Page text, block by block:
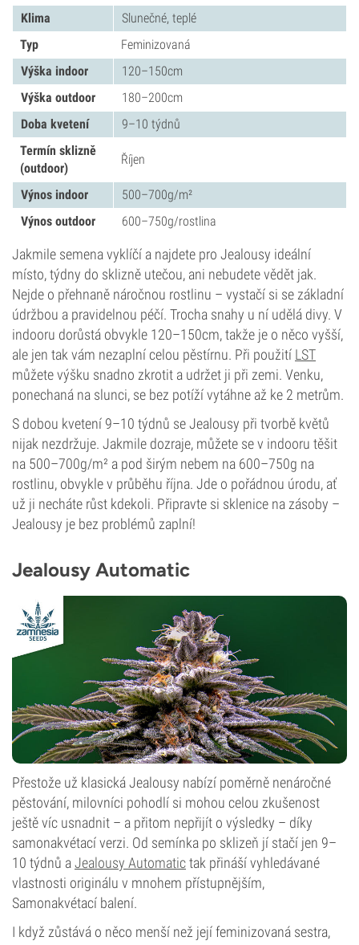
Klima
Slunečné, teplé
Typ
Feminizovaná
Výška indoor
120–150cm
Výška outdoor
180–200cm
Doba kvetení
9–10 týdnů
Termín sklizně
(outdoor)
Říjen
Výnos indoor
500–700g/m²
Výnos outdoor
600–750g/rostlina
Jakmile semena vyklíčí a najdete pro Jealousy ideální
místo, týdny do sklizně utečou, ani nebudete vědět jak.
Nejde o přehnaně náročnou rostlinu – vystačí si se základní
údržbou a pravidelnou péčí. Trocha snahy u ní udělá divy. V
indooru dorůstá obvykle 120–150cm, takže je o něco vyšší,
ale jen tak vám nezaplní celou pěstírnu. Při použití LST
můžete výšku snadno zkrotit a udržet ji při zemi. Venku,
ponechaná na slunci, se bez potíží vytáhne až ke 2 metrům.
S dobou kvetení 9–10 týdnů se Jealousy při tvorbě květů
nijak nezdržuje. Jakmile dozraje, můžete se v indooru těšit
na 500–700g/m² a pod širým nebem na 600–750g na
rostlinu, obvykle v průběhu října. Jde o pořádnou úrodu, ať
už ji necháte růst kdekoli. Připravte si sklenice na zásoby –
Jealousy je bez problémů zaplní!
Jealousy Automatic
Přestože už klasická Jealousy nabízí poměrně nenáročné
pěstování, milovníci pohodlí si mohou celou zkušenost
ještě víc usnadnit – a přitom nepřijít o výsledky – díky
samonakvétací verzi. Od semínka po sklizeň jí stačí jen 9–
10 týdnů aJealousy Automatictak přináší vyhledávané
vlastnosti originálu v mnohem přístupnějším,
Samonakvétací balení.
I když zůstává o něco menší než její feminizovaná sestra,